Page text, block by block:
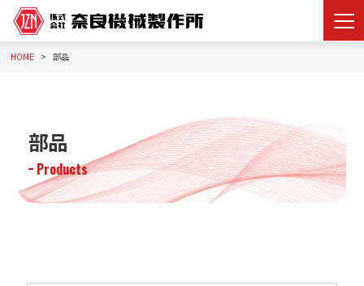
HOME 部品
部品
Products